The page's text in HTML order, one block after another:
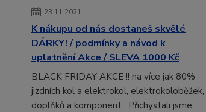
23.11.2021
K nákupu od nás dostaneš skvělé
DÁRKY! / podmínky a návod k
uplatnění Akce / SLEVA 1000 Kč
BLACK FRIDAY AKCE !! na více jak 80%
jizdních kol a elektrokol, elektrokoloběžek,
doplňků a komponent. Přichystali jsme